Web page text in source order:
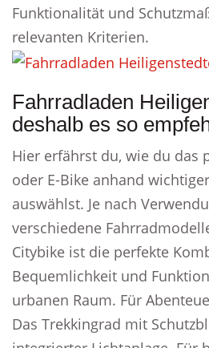
Funktionalität und
relevanten Kriterien.
Fahrradladen
deshalb es so
Hier erfährst du, wie du das
oder E-Bike anhand
auswählst. Je nach
verschiedene
Citybike ist die perfekte
Bequemlichkeit und
urbanen Raum. Für
Das Trekkingrad mit